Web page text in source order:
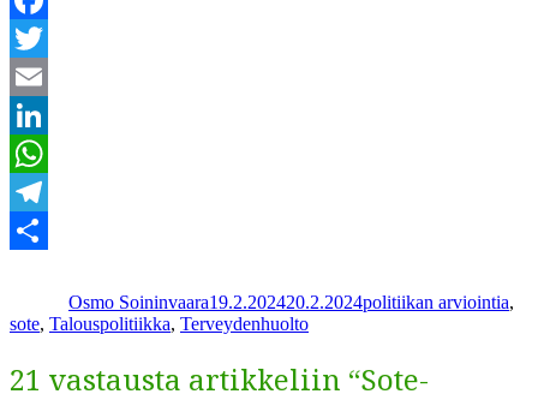
Facebook
Twitter
Email
LinkedIn
WhatsApp
Telegram
Osmo Soininvaara19.2.202420.2.2024politiikan arviointia,
sote, Talouspolitiikka, Terveydenhuolto
21 vastausta artikkeliin “Sote-